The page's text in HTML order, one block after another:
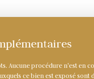
Aucune procédure n'est en
ce bien est exposé sont